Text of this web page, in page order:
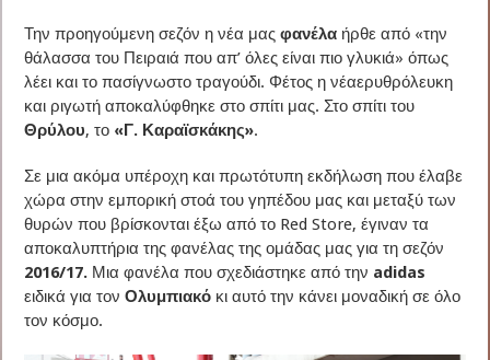
Την προηγούμενη σεζόν η νέα μαςφανέλα ήρθε από «την
θάλασσα του Πειραιά που απ’ όλες είναι πιο γλυκιά» όπως
λέει και το πασίγνωστο τραγούδι. Φέτος η νέαερυθρόλευκη
και ριγωτή αποκαλύφθηκε στο σπίτι μας. Στο σπίτι του
Θρύλου, το «Γ. Καραϊσκάκης».
Σε μια ακόμα υπέροχη και πρωτότυπη εκδήλωση που έλαβε
χώρα στην εμπορική στοά του γηπέδου μας και μεταξύ των
θυρών που βρίσκονται έξω από το Red Store, έγιναν τα
αποκαλυπτήρια της φανέλας της ομάδας μας για τη σεζόν
2016/17. Μια φανέλα που σχεδιάστηκε από την adidas
ειδικά για τονΟλυμπιακό κι αυτό την κάνει μοναδική σε όλο
τον κόσμο.